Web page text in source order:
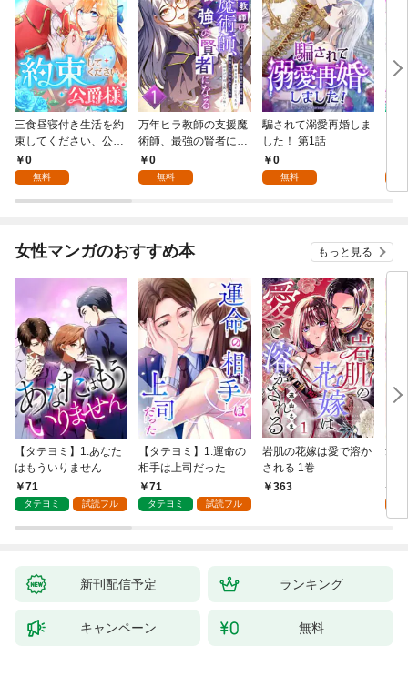
三食昼寝付き生活を約
束してください、公爵
様 1話
0
無料
万年ヒラ教師の支援魔
術師、最強の賢者にな
る～不人気の支援魔術
師は給料泥棒だと魔術
らない件～ 第1話
0
無料
騙されて溺愛再婚しま
した！ 第1話
0
無料
女性マンガのおすすめ本 もっと見る
【タテヨミ】1.あなた
はもういりません
71
タテヨミ 試読フル
【タテヨミ】1.運命の
相手は上司だった
71
タテヨミ 試読フル
岩肌の花嫁は愛で溶か
される 1巻
363
愛
新刊配信予定 ランキング
キャンペーン 無料